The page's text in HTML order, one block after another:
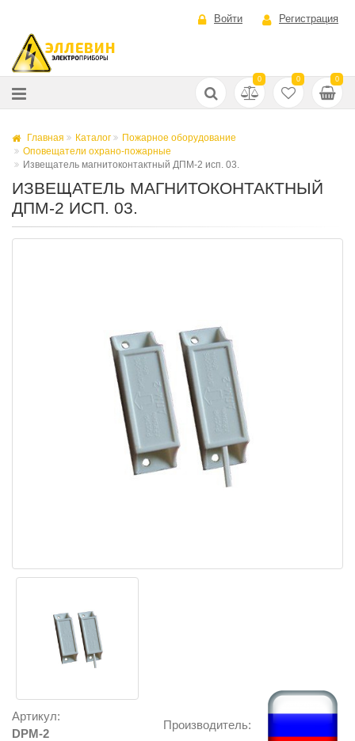
Войти Регистрация
0 0 0
Главная Каталог
Пожарное оборудование
Оповещатели охрано-пожарные
Извещатель магнитоконтактный ДПМ-2 исп. 03.
ИЗВЕЩАТЕЛЬ МАГНИТОКОНТАКТНЫЙ
ДПМ-2 ИСП. 03.
Артикул:
DPM-2
Производитель: